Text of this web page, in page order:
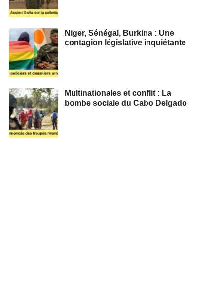
Niger, Sénégal, Burkina : Une
contagion législative inquiétante
Multinationales et conflit : La
bombe sociale du Cabo Delgado